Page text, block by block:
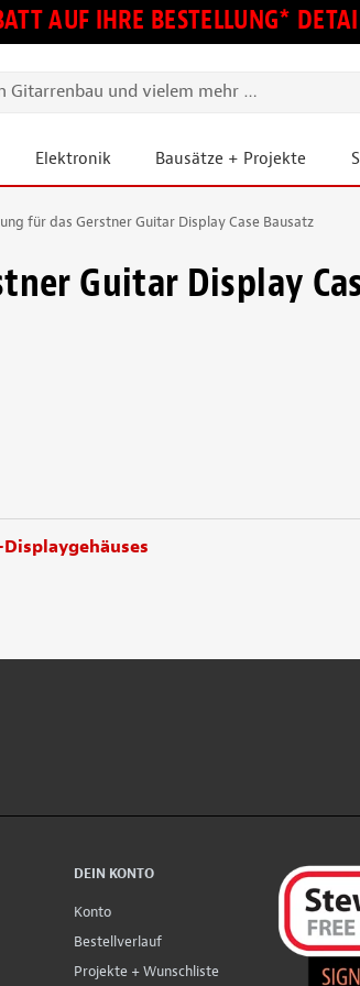
AUF IHRE BESTELLUNG*
Elektronik Bausätze + Projekte
für das Gerstner Guitar Display Case Bausatz
Guitar Display
DEIN KONTO
Konto
Bestellverlauf
Projekte + Wunschliste